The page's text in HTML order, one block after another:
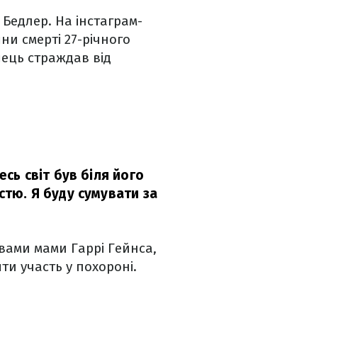
На інстаграм-
смерті 27-річного
страждав від
світ був біля його
Я буду сумувати за
мами Гаррі Гейнса,
участь у похороні.